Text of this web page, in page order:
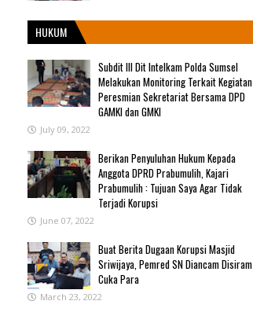
HUKUM
Subdit III Dit Intelkam Polda Sumsel
Melakukan Monitoring Terkait Kegiatan
Peresmian Sekretariat Bersama DPD
GAMKI dan GMKI
July 09, 2022
Berikan Penyuluhan Hukum Kepada
Anggota DPRD Prabumulih, Kajari
Prabumulih : Tujuan Saya Agar Tidak
Terjadi Korupsi
June 07, 2022
Buat Berita Dugaan Korupsi Masjid
Sriwijaya, Pemred SN Diancam Disiram
Cuka Para
March 23, 2022